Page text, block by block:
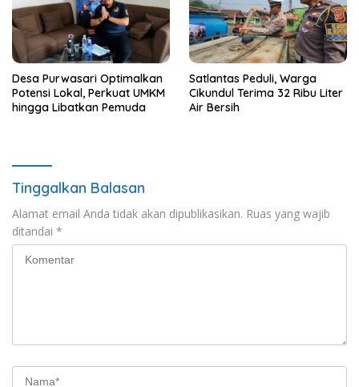
Desa Purwasari Optimalkan
Potensi Lokal, Perkuat UMKM
hingga Libatkan Pemuda
Satlantas Peduli, Warga
Cikundul Terima 32 Ribu Liter
Air Bersih
Tinggalkan Balasan
Alamat email Anda tidak akan dipublikasikan. Ruas yang wajib
ditandai *